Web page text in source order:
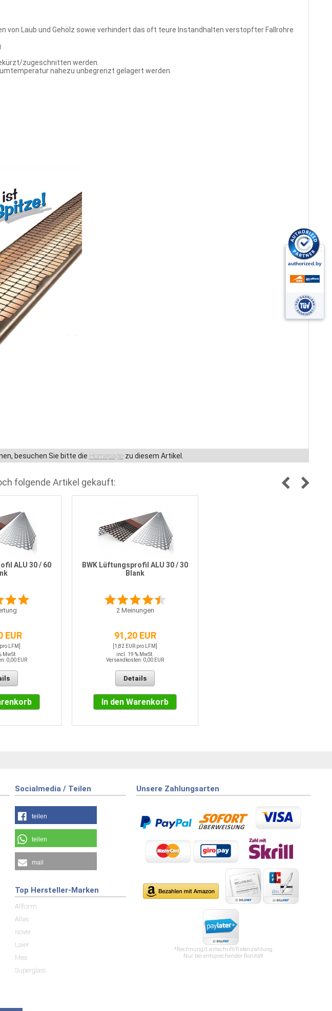
von Laub und Gehölz sowie verhindert das oft teure Instandhalten verstopfter Fallrohre
zugeschnitten werden.
nahezu unbegrenzt gelagert werden.
besuchen Sie bitte die Homepagezu diesem Artikel.
folgende Artikel gekauft:
ALU 30 / 60
EUR
LFM]
MwSt.
0,00 EUR
BWK Lüftungsprofil ALU 30 / 30
Blank
2 Meinungen
91,20 EUR
[1,82 EUR pro LFM]
incl. 19 % MwSt.
Versandkosten: 0,00 EUR
Details
In den Warenkorb
Socialmedia / Teilen
teilen
teilen
mail
Unsere Zahlungsarten
*Rechnung/Lastschrift/Ratenzahlung
Nur bei entsprechender Bonität!
Top Hersteller-Marken
Allform
Atlas
Isover
Laier
Mea
Superglass